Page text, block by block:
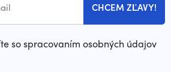
CHCEM ZĽAVY!
so spracovaním osobných údajov